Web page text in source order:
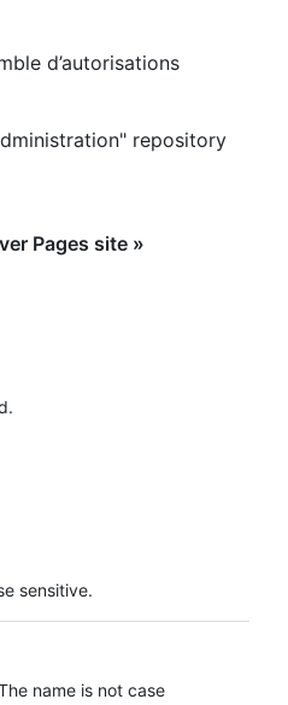
d’autorisations
repository
Pages site »
sensitive.
name is not case